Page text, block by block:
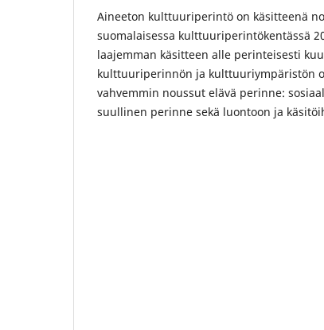
Aineeton kulttuuriperintö on käsitteenä
suomalaisessa kulttuuriperintökentässä
laajemman käsitteen alle perinteisesti
kulttuuriperinnön ja kulttuuriympäristön
vahvemmin noussut elävä perinne:
suullinen perinne sekä luontoon ja